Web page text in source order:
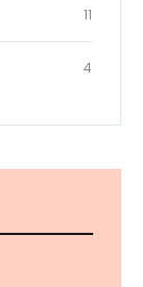
11
4